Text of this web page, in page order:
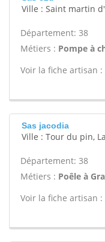
Ville : Saint martin
Département: 38
Métiers : Pompe à
Voir la fiche artisan :
Sas jacodia
Ville : Tour du pin,
Département: 38
Métiers : Poêle à
Voir la fiche artisan :